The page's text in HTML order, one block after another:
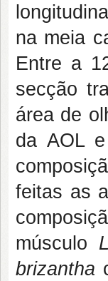
na meia
Entre a
secção
área de
da AOL
feitas as
músculo
brizantha